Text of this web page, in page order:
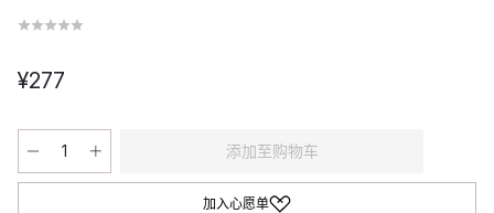
¥277
添加至购物车
加入心愿单